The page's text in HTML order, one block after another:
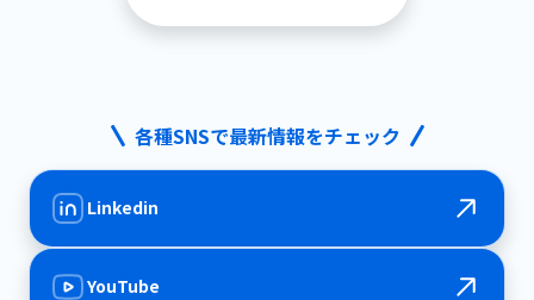
各種SNSで最新情報をチェック
Linkedin
YouTube